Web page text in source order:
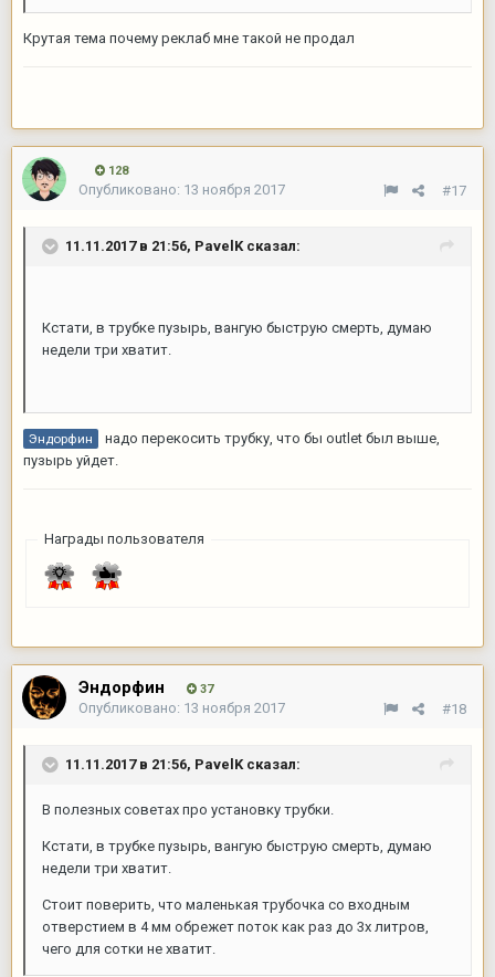
Крутая тема почему реклаб мне такой не продал
128
#17
Опубликовано: 13 ноября 2017
11.11.2017 в 21:56, PavelKсказал:
Кстати, в трубке пузырь, вангую быструю смерть, думаю
недели три хватит.
Эндорфин
надо перекосить трубку, что бы outlet был выше,
пузырь уйдет.
Награды пользователя
Эндорфин 37
#18
Опубликовано: 13 ноября 2017
11.11.2017 в 21:56, PavelK сказал:
В полезных советах про установку трубки.
Кстати, в трубке пузырь, вангую быструю смерть, думаю
недели три хватит.
Стоит поверить, что маленькая трубочка со входным
отверстием в 4 мм обрежет поток как раз до 3х литров,
чего для сотки не хватит.